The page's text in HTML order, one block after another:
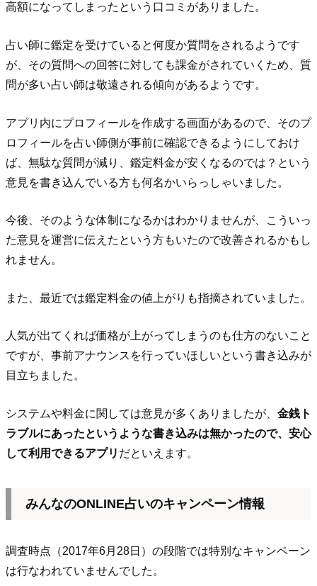
高額になってしまったという口コミがありました。
占い師に鑑定を受けていると何度か質問をされるようです
が、その質問への回答に対しても課金がされていくため、質
問が多い占い師は敬遠される傾向があるようです。
アプリ内にプロフィールを作成する画面があるので、そのプ
ロフィールを占い師側が事前に確認できるようにしておけ
ば、無駄な質問が減り、鑑定料金が安くなるのでは？という
意見を書き込んでいる方も何名かいらっしゃいました。
今後、そのような体制になるかはわかりませんが、こういっ
た意見を運営に伝えたという方もいたので改善されるかもし
れません。
また、最近では鑑定料金の値上がりも指摘されていました。
人気が出てくれば価格が上がってしまうのも仕方のないこと
ですが、事前アナウンスを行っていほしいという書き込みが
目立ちました。
システムや料金に関しては意見が多くありましたが、 金銭ト
ラブルにあったというような書き込みは無かったので、安心
して利用できるアプリ だといえます。
みんなのONLINE占いのキャンペーン情報
調査時点（2017年6月28日）の段階では特別なキャンペーン
は行なわれていませんでした。